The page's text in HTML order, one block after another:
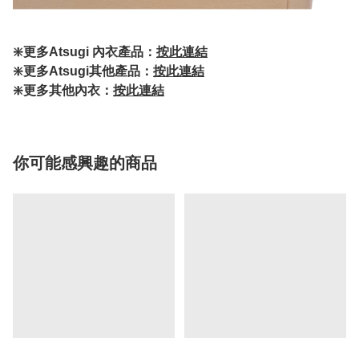
❇️更多Atsugi 內衣產品： 按此連結
❇️更多Atsugi其他產品： 按此連結
❇️更多其他內衣： 按此連結
你可能感興趣的商品